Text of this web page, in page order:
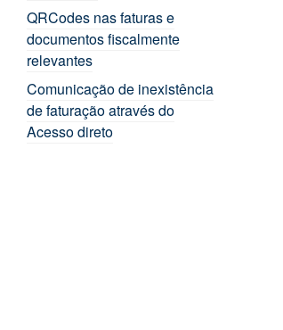
QRCodes nas faturas e
documentos fiscalmente
relevantes
Comunicação de inexistência
de faturação através do
Acesso direto